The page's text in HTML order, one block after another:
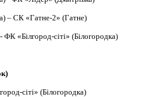
– СК «Гатне-2» (Гатне)
«Білгород-сіті» (Білогородка)
сіті» (Білогородка)